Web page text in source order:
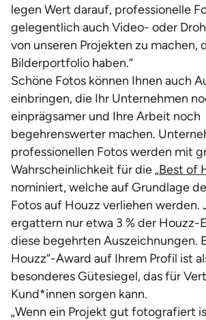
legen Wert darauf, professionelle
gelegentlich auch Video- oder
von unseren Projekten zu machen,
Bilderportfolio haben.“
Schöne Fotos können Ihnen auch
einbringen, die Ihr Unternehmen
einprägsamer und Ihre Arbeit noch
begehrenswerter machen.
professionellen Fotos werden mit
Wahrscheinlichkeit für die „Best of
nominiert, welche auf Grundlage
Fotos auf Houzz verliehen werden.
ergattern nur etwa 3 % der Houzz-
diese begehrten Auszeichnungen.
Houzz“-Award auf Ihrem Profil ist
besonderes Gütesiegel, das für
Kund*innen sorgen kann.
„Wenn ein Projekt gut fotografiert